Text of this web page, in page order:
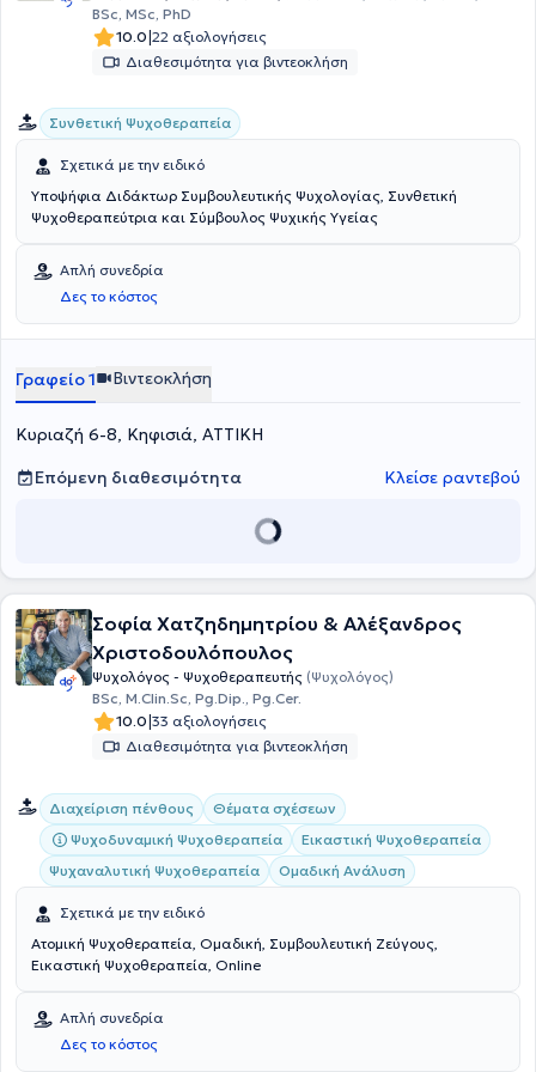
BSc, MSc, PhD
10.0|22 αξιολογήσεις
Διαθεσιμότητα για βιντεοκλήση
Συνθετική Ψυχοθεραπεία
Σχετικά με την ειδικό
Υποψήφια Διδάκτωρ Συμβουλευτικής Ψυχολογίας, Συνθετική
Ψυχοθεραπεύτρια και Σύμβουλος Ψυχικής Υγείας
Απλή συνεδρία
Δες το κόστος
Γραφείο 1 Βιντεοκλήση
Κυριαζή 6-8, Κηφισιά, ΑΤΤΙΚΗ
Επόμενη διαθεσιμότητα
Κλείσε ραντεβού
Σοφία Χατζηδημητρίου & Αλέξανδρος
Χριστοδουλόπουλος
Ψυχολόγος - Ψυχοθεραπευτής (Ψυχολόγος)
BSc, M.Clin.Sc, Pg.Dip., Pg.Cer.
10.0|33 αξιολογήσεις
Διαθεσιμότητα για βιντεοκλήση
Διαχείριση πένθους
Θέματα σχέσεων
Ψυχοδυναμική Ψυχοθεραπεία
Εικαστική Ψυχοθεραπεία
Ψυχαναλυτική Ψυχοθεραπεία
Ομαδική Ανάλυση
Σχετικά με την ειδικό
Ατομική Ψυχοθεραπεία, Ομαδική, Συμβουλευτική Ζεύγους,
Εικαστική Ψυχοθεραπεία, Online
Απλή συνεδρία
Δες το κόστος